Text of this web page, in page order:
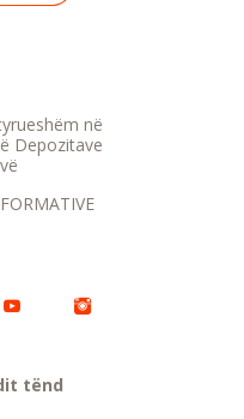
në
Depozitave
tënd